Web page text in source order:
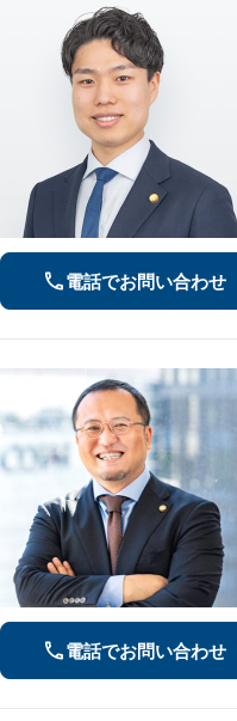
電話でお問い合わせ
電話でお問い合わせ